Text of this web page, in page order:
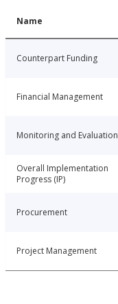
Name
Counterpart Funding
Financial Management
Monitoring and Evaluation
Overall Implementation
Progress (IP)
Procurement
Project Management